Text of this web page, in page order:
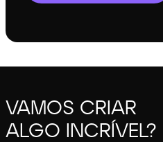
VAMOS CRIAR
ALGO INCRÍVEL?